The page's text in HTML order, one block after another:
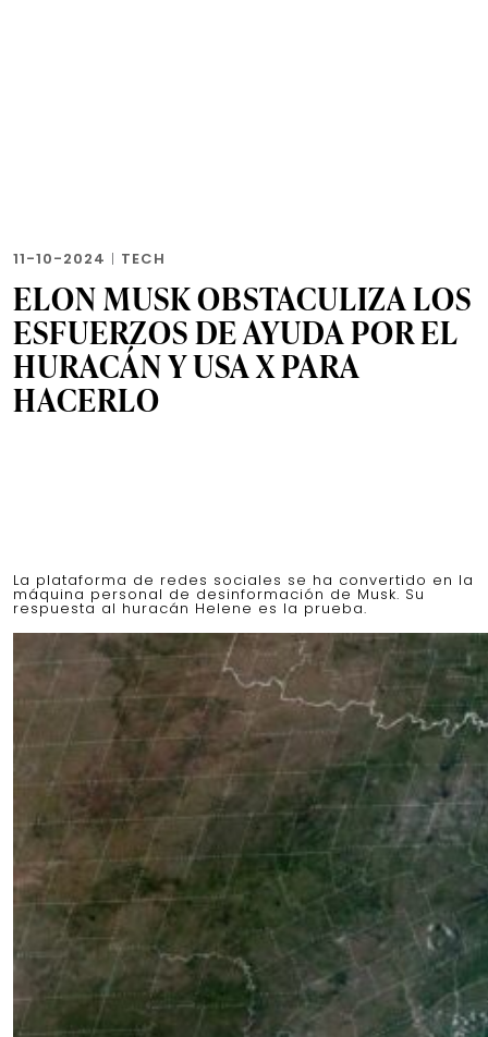
11-10-2024 | TECH
ELON MUSK OBSTACULIZA LOS
ESFUERZOS DE AYUDA POR EL
HURACÁN Y USA X PARA
HACERLO
La plataforma de redes sociales se ha convertido en la
máquina personal de desinformación de Musk. Su
respuesta al huracán Helene es la prueba.